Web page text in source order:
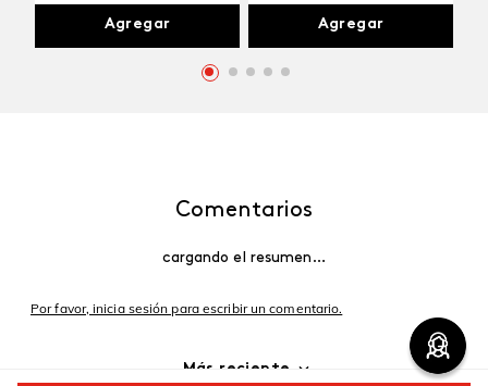
Agregar Agregar
Comentarios
cargando el resumen…
Por favor, inicia sesión para escribir un comentario.
Más reciente